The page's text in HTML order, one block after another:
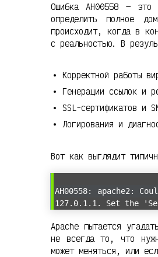
Ошибка AH00558 —
определить полное
происходит, когда в
с реальностью. В
Корректной работы
Генерации ссылок и
SSL-сертификатов и
Логирования и
Вот как выглядит
AH00558: apache2:
127.0.1.1. Set the
Apache пытается
не всегда то, что
может меняться, или